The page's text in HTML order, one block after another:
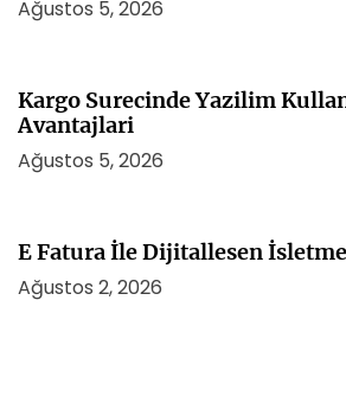
Ağustos 5, 2026
Kargo Surecinde Yazilim
Avantajlari
Ağustos 5, 2026
E Fatura İle Dijitallesen
Ağustos 2, 2026